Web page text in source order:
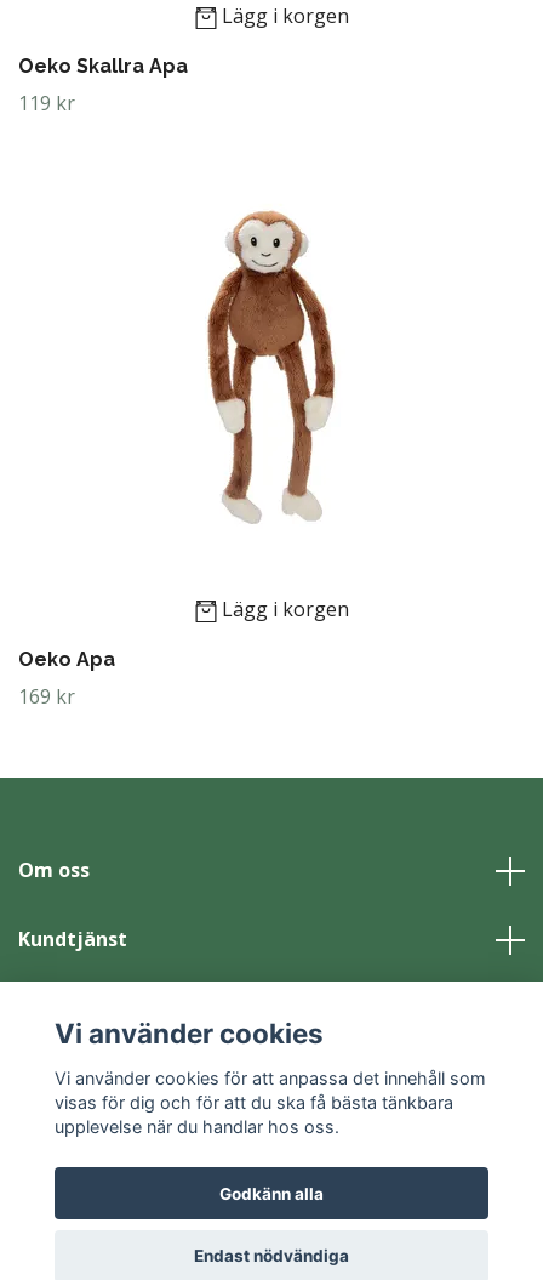
Lägg i korgen
Oeko Skallra Apa
119 kr
Lägg i korgen
Oeko Apa
169 kr
Om oss
Kundtjänst
Sociala medier
© 2026 Skansen-Akvariet WebbshopPowered by Quickbutik
Vi använder cookies
Vi använder cookies för att anpassa det innehåll som
visas för dig och för att du ska få bästa tänkbara
upplevelse när du handlar hos oss.
Godkänn alla
Endast nödvändiga